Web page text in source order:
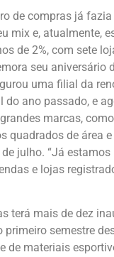
de compras já
mix e, atualmente,
de 2%, com sete
seu aniversário
uma filial da
do ano passado, e
marcas,
quadrados de área e
julho. “Já
e lojas
terá mais de dez
primeiro semestre
de materiais